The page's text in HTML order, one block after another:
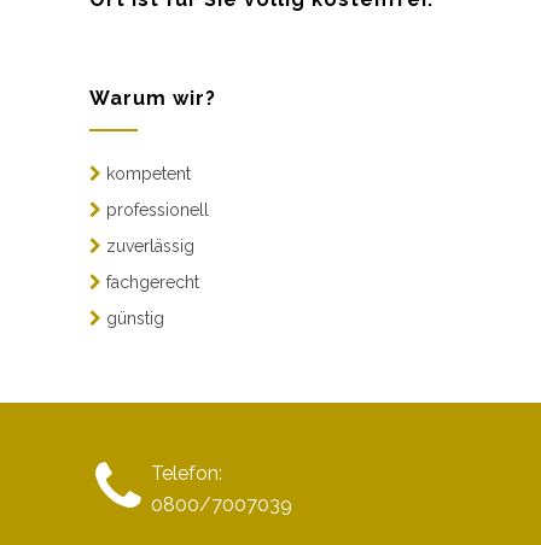
Warum wir?
kompetent
professionell
zuverlässig
fachgerecht
günstig
Telefon:
0800/7007039